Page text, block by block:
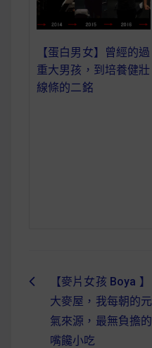
減醣料理食譜
蔬食純素營養
【蛋白男女】曾經的過
重大男孩，到培養健壯
線條的二銘
文
【麥片女孩 Boya 】
大麥屋，我每朝的元
氣來源，最無負擔的
嘴饞小吃